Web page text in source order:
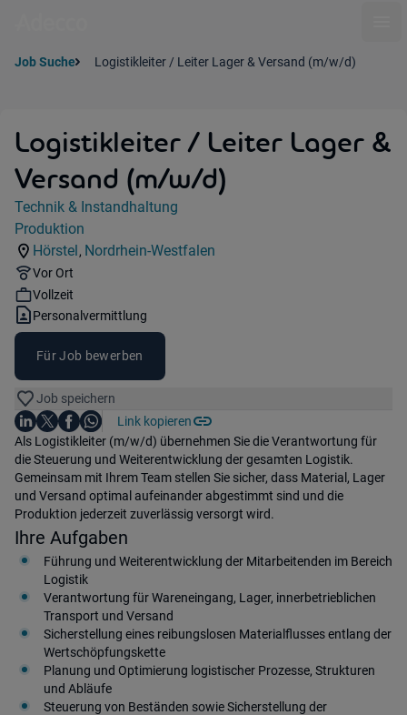
Job Suche Logistikleiter / Leiter Lager & Versand (m/w/d)
Logistikleiter / Leiter Lager &
Versand (m/w/d)
Jobdetails
Kategorie:
Technik & Instandhaltung
Industry:
Produktion
Standorte:
Hörstel,
Region:
Nordrhein-Westfalen
Remote Option:
Vor Ort
Workhours:
Vollzeit
Vertragsart:
Personalvermittlung
Für Job bewerben
Job speichern
Teile diesen Job
Auf LinkedIn teilen
Auf X teilen
Auf Facebook teilen
Auf WhatsApp teilen
Link kopieren
Einleitung
Als Logistikleiter (m/w/d) übernehmen Sie die Verantwortung für
die Steuerung und Weiterentwicklung der gesamten Logistik.
Gemeinsam mit Ihrem Team stellen Sie sicher, dass Material, Lager
und Versand optimal aufeinander abgestimmt sind und die
Produktion jederzeit zuverlässig versorgt wird.
Ihre Aufgaben
Führung und Weiterentwicklung der Mitarbeitenden im Bereich
Logistik
Verantwortung für Wareneingang, Lager, innerbetrieblichen
Transport und Versand
Sicherstellung eines reibungslosen Materialflusses entlang der
Wertschöpfungskette
Planung und Optimierung logistischer Prozesse, Strukturen
und Abläufe
Steuerung von Beständen sowie Sicherstellung der